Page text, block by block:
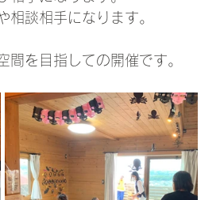
談相手になります。
を目指しての開催です。